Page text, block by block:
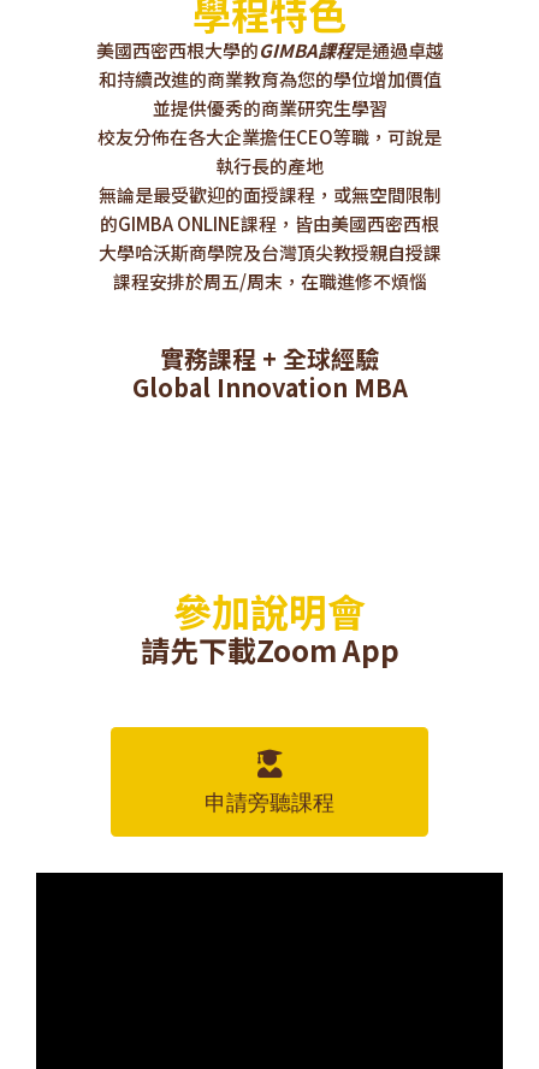
學程特色
美國西密西根大學的GIMBA課程是通過卓越
和持續改進的商業教育為您的學位增加價值
並提供優秀的商業研究生學習
校友分佈在各大企業擔任CEO等職，可說是
執行長的產地
無論是最受歡迎的面授課程，或無空間限制
的GIMBA ONLINE課程，皆由美國西密西根
大學哈沃斯商學院及台灣頂尖教授親自授課
課程安排於周五/周末，在職進修不煩惱
實務課程 + 全球經驗
Global Innovation MBA
參加說明會
請先下載Zoom App
申請旁聽課程